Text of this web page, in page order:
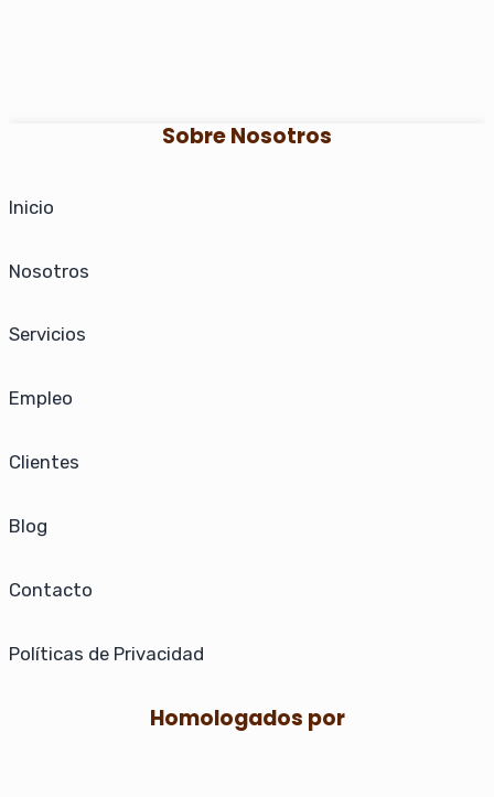
Sobre Nosotros
Inicio
Nosotros
Servicios
Empleo
Clientes
Blog
Contacto
Políticas de Privacidad
Homologados por